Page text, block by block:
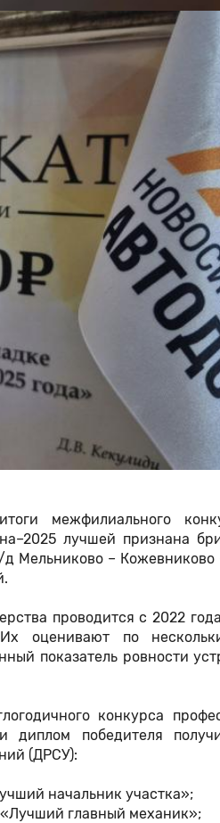
межфилиального
лучшей признана
Мельниково –
проводится с 2022
оценивают по
показатель ровности
конкурса
диплом победителя
(ДРСУ):
начальник участка»;
главный механик»;